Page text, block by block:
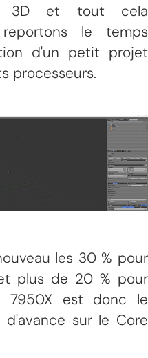
3D et tout cela
le temps
d'un petit projet
processeurs.
les 30 % pour
plus de 20 % pour
7950X est donc le
sur le Core